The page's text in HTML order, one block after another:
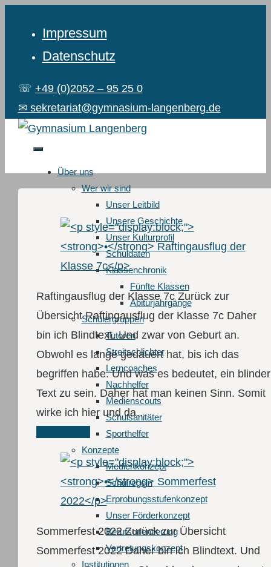
Impressum
Datenschutz
☏ +49 (0)2052 – 95 25 0
✉ sekretariat@gymnasium-langenberg.de
Über uns
Wer wir sind
Unser Leitbild
Unsere Geschichte
Unser Kulturprofil
Schuldaten
Klassenchronik
Fünfte Klassen
Abiturjahrgänge
Schüler­gruppen
Tutoren
Streitschlichter
Lerncoaches
Nachhelfer
Medienscouts
Schulsanitäter
Sporthelfer
Konzepte
Medienkonzept
Schulregeln
Erprobungsstufenkonzept
Unser Förderkonzept
Berufsorientierung
Vertretungskonzept
Institutionen
Raftingausflug der Klasse 7c Zurück zur
Übersicht Raftingausflug der Klasse 7c Daher
bin ich Blindtext. Und zwar von Geburt an.
Obwohl es lange gedauert hat, bis ich das
begriffen habe. Und was es bedeutet, ein blinder
Text zu sein. Daher hat man keinen Sinn. Somit
wirke ich hier und da…
Sommerfest 2022 Zurück zur Übersicht
Sommerfest 2022 Daher bin ich Blindtext. Und